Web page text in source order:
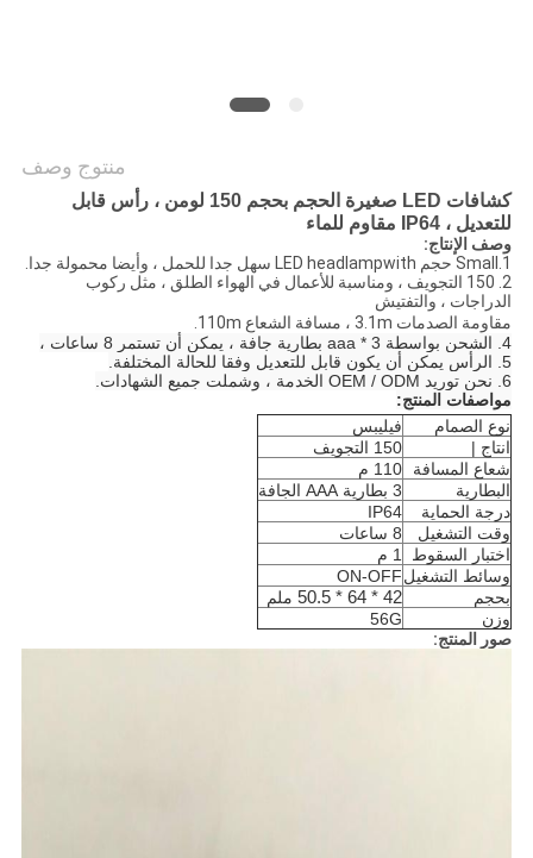
منتوج وصف
كشافات LED صغيرة الحجم بحجم 150 لومن ، رأس قابل
للتعديل ، IP64 مقاوم للماء
وصف الإنتاج:
1.Small حجم LED headlampwith سهل جدا للحمل ، وأيضا محمولة جدا.
2. 150 التجويف ، ومناسبة للأعمال في الهواء الطلق ، مثل ركوب
الدراجات ، والتفتيش
مقاومة الصدمات 3.1m ، مسافة الشعاع 110m.
4. الشحن بواسطة 3 * aaa بطارية جافة ، يمكن أن تستمر 8 ساعات ،
5. الرأس يمكن أن يكون قابل للتعديل وفقا للحالة المختلفة.
6. نحن توريد OEM / ODM الخدمة ، وشملت جميع الشهادات.
مواصفات المنتج:
نوع الصمام
فيليبس
انتاج |
150 التجويف
شعاع المسافة
110 م
البطارية
3 بطارية AAA الجافة
درجة الحماية
IP64
وقت التشغيل
8 ساعات
اختبار السقوط
1 م
وسائط التشغيلON-OFF
بحجم
42 * 64 * 50.5
ملم
وزن
56G
صور المنتج: